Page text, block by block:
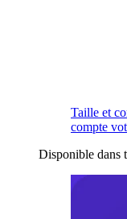
Taille et
compte
Disponible dans